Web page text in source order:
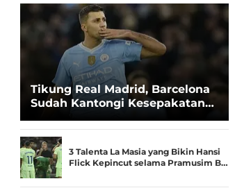
Tikung Real Madrid, Barcelona
Sudah Kantongi Kesepakatan
3 Talenta La Masia yang Bikin Hansi
Flick Kepincut selama Pramusim B…